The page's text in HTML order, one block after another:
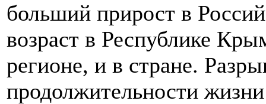
больший прирост в
возраст в Республике
регионе, и в стране.
продолжительности